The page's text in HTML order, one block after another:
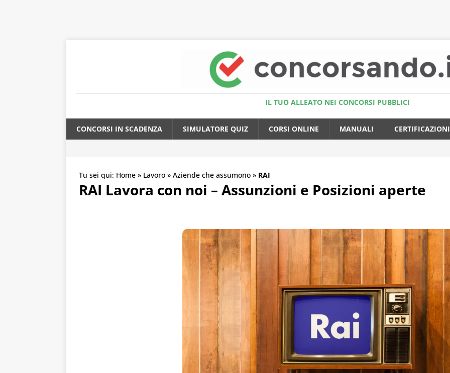
IL TUO ALLEATO NEI CONCORSI PUBBLICI
CONCORSI IN SCADENZA SIMULATORE QUIZ CORSI ONLINE MANUALI CERTIFICAZIONI
Tu sei qui: Home » Lavoro » Aziende che assumono » RAI
RAI Lavora con noi – Assunzioni e Posizioni aperte